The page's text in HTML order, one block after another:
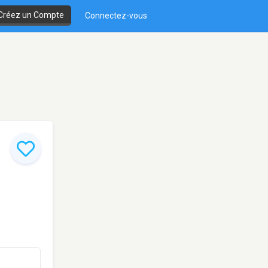
un Compte Connectez-vous